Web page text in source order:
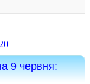
9 червня: